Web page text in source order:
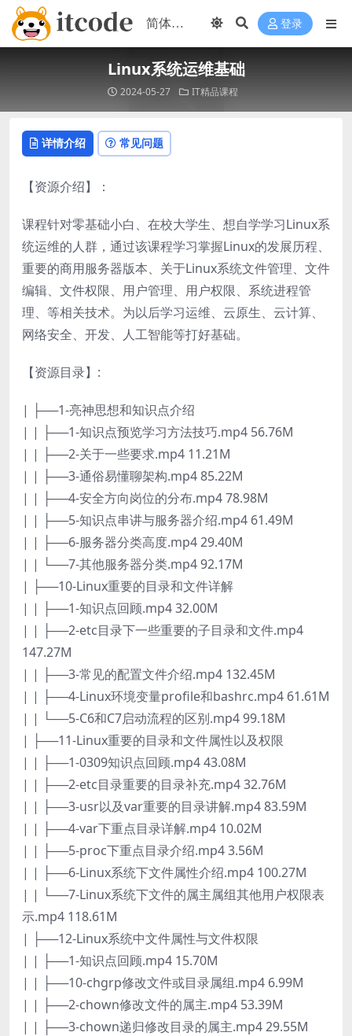
登录
Linux系统运维基础
2024-05-27 IT精品课程
详情介绍 常见问题
【资源介绍】：
课程针对零基础小白、在校大学生、想自学学习Linux系
统运维的人群，通过该课程学习掌握Linux的发展历程、
重要的商用服务器版本、关于Linux系统文件管理、文件
编辑、文件权限、用户管理、用户权限、系统进程管
理、等相关技术。为以后学习运维、云原生、云计算、
网络安全、开发、人工智能等打好基础。
【资源目录】:
| ├──1-亮神思想和知识点介绍
| | ├──1-知识点预览学习方法技巧.mp4 56.76M
| | ├──2-关于一些要求.mp4 11.21M
| | ├──3-通俗易懂聊架构.mp4 85.22M
| | ├──4-安全方向岗位的分布.mp4 78.98M
| | ├──5-知识点串讲与服务器介绍.mp4 61.49M
| | ├──6-服务器分类高度.mp4 29.40M
| | └──7-其他服务器分类.mp4 92.17M
| ├──10-Linux重要的目录和文件详解
| | ├──1-知识点回顾.mp4 32.00M
| | ├──2-etc目录下一些重要的子目录和文件.mp4
147.27M
| | ├──3-常见的配置文件介绍.mp4 132.45M
| | ├──4-Linux环境变量profile和bashrc.mp4 61.61M
| | └──5-C6和C7启动流程的区别.mp4 99.18M
| ├──11-Linux重要的目录和文件属性以及权限
| | ├──1-0309知识点回顾.mp4 43.08M
| | ├──2-etc目录重要的目录补充.mp4 32.76M
| | ├──3-usr以及var重要的目录讲解.mp4 83.59M
| | ├──4-var下重点目录详解.mp4 10.02M
| | ├──5-proc下重点目录介绍.mp4 3.56M
| | ├──6-Linux系统下文件属性介绍.mp4 100.27M
| | └──7-Linux系统下文件的属主属组其他用户权限表
示.mp4 118.61M
| ├──12-Linux系统中文件属性与文件权限
| | ├──1-知识点回顾.mp4 15.70M
| | ├──10-chgrp修改文件或目录属组.mp4 6.99M
| | ├──2-chown修改文件的属主.mp4 53.39M
| | ├──3-chown递归修改目录的属主.mp4 29.55M